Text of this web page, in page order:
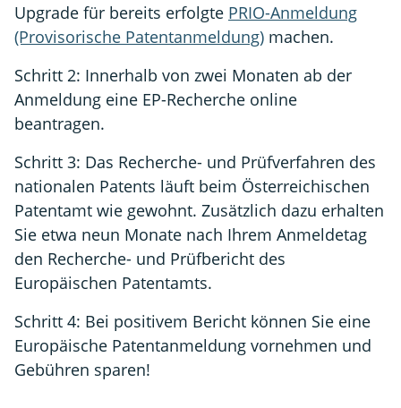
Upgrade für bereits erfolgte PRIO-Anmeldung
(Provisorische Patentanmeldung) machen.
Schritt 2: Innerhalb von zwei Monaten ab der
Anmeldung eine EP-Recherche online
beantragen.
Schritt 3: Das Recherche- und Prüfverfahren des
nationalen Patents läuft beim Österreichischen
Patentamt wie gewohnt. Zusätzlich dazu erhalten
Sie etwa neun Monate nach Ihrem Anmeldetag
den Recherche- und Prüfbericht des
Europäischen Patentamts.
Schritt 4: Bei positivem Bericht können Sie eine
Europäische Patentanmeldung vornehmen und
Gebühren sparen!